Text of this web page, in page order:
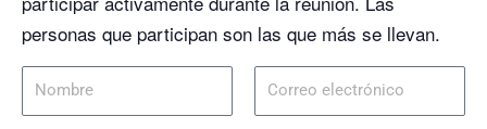
personas que participan son las que más se llevan.
Nombre
Correo
electrónico